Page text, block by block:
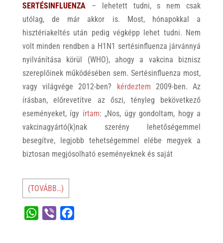
SERTÉSINFLUENZA – lehetett tudni, s nem csak
utólag, de már akkor is. Most, hónapokkal a
hisztériakeltés után pedig végképp lehet tudni. Nem
volt minden rendben a H1N1 sertésinfluenza járvánnyá
nyilvánítása körül (WHO), ahogy a vakcina biznisz
szereplőinek működésében sem. Sertésinfluenza most,
vagy világvége 2012-ben? kérdeztem 2009-ben. Az
írásban, előrevetítve az őszi, tényleg bekövetkező
eseményeket, így írtam: „Nos, úgy gondoltam, hogy a
vakcinagyártó(k)nak szerény lehetőségemmel
besegítve, legjobb tehetségemmel elébe megyek a
biztosan megjósolható eseményeknek és saját
(TOVÁBB…)